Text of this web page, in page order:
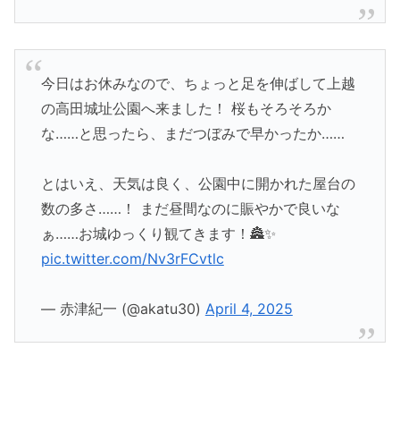
今日はお休みなので、ちょっと足を伸ばして上越
の高田城址公園へ来ました！ 桜もそろそろか
な……と思ったら、まだつぼみで早かったか……
とはいえ、天気は良く、公園中に開かれた屋台の
数の多さ……！ まだ昼間なのに賑やかで良いな
ぁ……お城ゆっくり観てきます！🏯✨
pic.twitter.com/Nv3rFCvtlc
— 赤津紀一 (@akatu30) April 4, 2025